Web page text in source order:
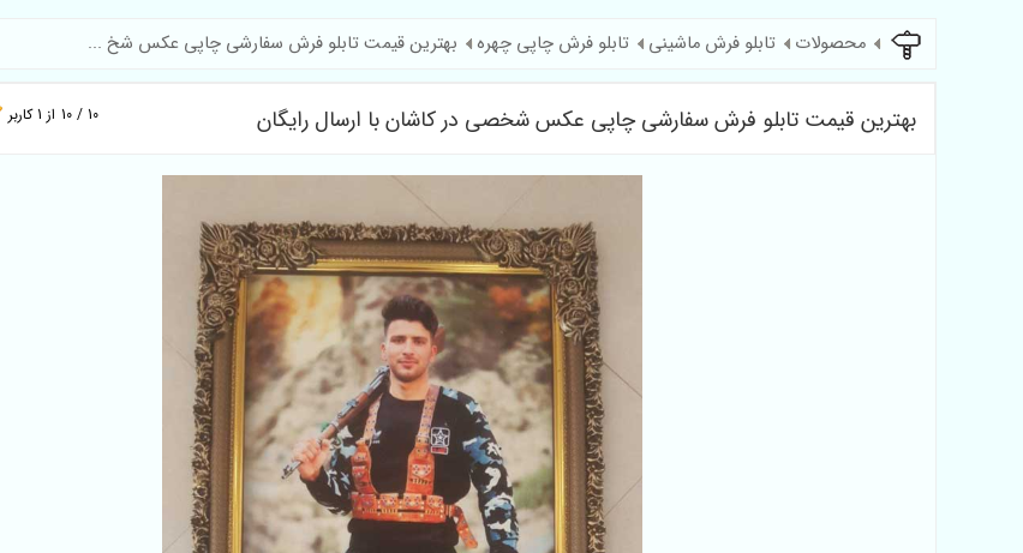
محصولات تابلو فرش ماشینی تابلو فرش چاپی چهره بهترین قیمت تابلو فرش سفارشی چاپی عکس شخ ...
بهترین قیمت تابلو فرش سفارشی چاپی عکس شخصی در کاشان با ارسال رایگان 10 / 10 از 1کاربر